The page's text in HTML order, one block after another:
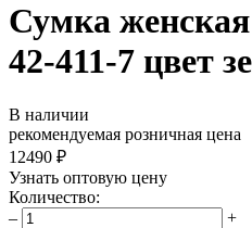
Сумка
42-411-7 цвет
В наличии
рекомендуемая розничная цена
12490 ₽
Узнать оптовую цену
Количество:
–
+